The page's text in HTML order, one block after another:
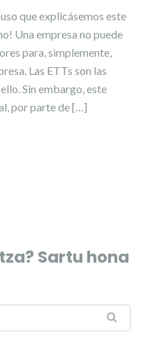
que explicásemos este
Una empresa no puede
para, simplemente,
Las ETTs son las
Sin embargo, este
por parte de […]
Sartu hona